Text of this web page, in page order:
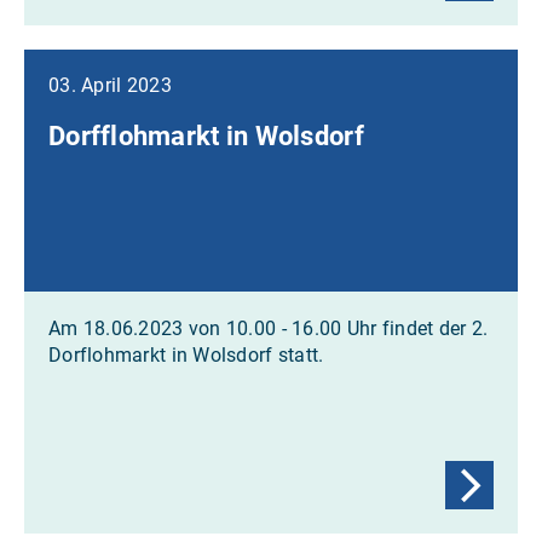
03. April 2023
Dorfflohmarkt in Wolsdorf
Am 18.06.2023 von 10.00 - 16.00 Uhr findet der 2.
Dorflohmarkt in Wolsdorf statt.